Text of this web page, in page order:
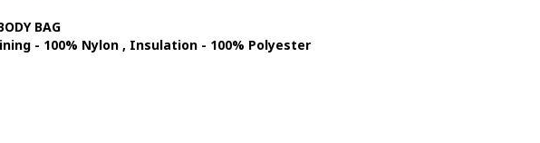
BAG
- 100% Nylon , Insulation - 100% Polyester